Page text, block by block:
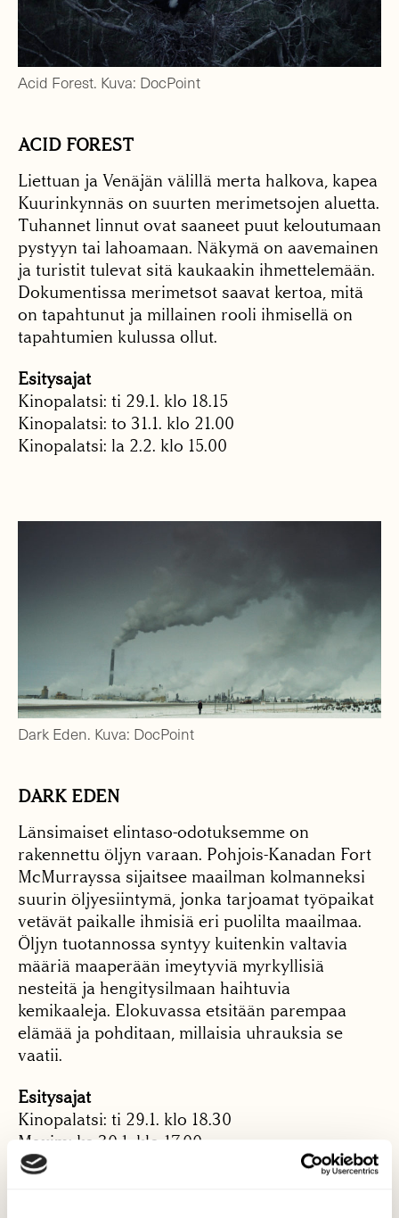
Acid Forest. Kuva: DocPoint
ACID FOREST
Liettuan ja Venäjän välillä merta halkova, kapea
Kuurinkynnäs on suurten merimetsojen aluetta.
Tuhannet linnut ovat saaneet puut keloutumaan
pystyyn tai lahoamaan. Näkymä on aavemainen
ja turistit tulevat sitä kaukaakin ihmettelemään.
Dokumentissa merimetsot saavat kertoa, mitä
on tapahtunut ja millainen rooli ihmisellä on
tapahtumien kulussa ollut.
Esitysajat
Kinopalatsi: ti 29.1. klo 18.15
Kinopalatsi: to 31.1. klo 21.00
Kinopalatsi: la 2.2. klo 15.00
Dark Eden. Kuva: DocPoint
DARK EDEN
Länsimaiset elintaso-odotuksemme on
rakennettu öljyn varaan. Pohjois-Kanadan Fort
McMurrayssa sijaitsee maailman kolmanneksi
suurin öljyesiintymä, jonka tarjoamat työpaikat
vetävät paikalle ihmisiä eri puolilta maailmaa.
Öljyn tuotannossa syntyy kuitenkin valtavia
määriä maaperään imeytyviä myrkyllisiä
nesteitä ja hengitysilmaan haihtuvia
kemikaaleja. Elokuvassa etsitään parempaa
elämää ja pohditaan, millaisia uhrauksia se
vaatii.
Esitysajat
Kinopalatsi: ti 29.1. klo 18.30
Maxim: ke 30.1. klo 17.00
Andorra: su 3.2. klo 13.00